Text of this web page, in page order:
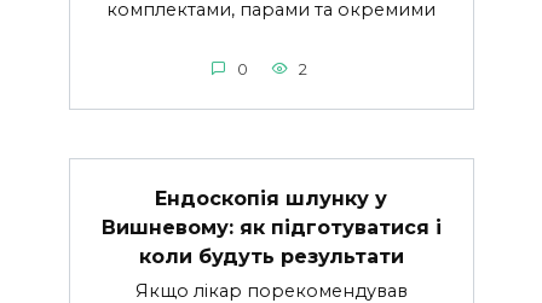
комплектами, парами та окремими
0 2
Ендоскопія шлунку у
Вишневому: як підготуватися і
коли будуть результати
Якщо лікар порекомендував